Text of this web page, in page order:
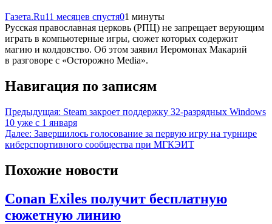
Газета.Ru11 месяцев спустя01 минуты
Русская православная церковь (РПЦ) не запрещает верующим
играть в компьютерные игры, сюжет которых содержит
магию и колдовство. Об этом заявил Иеромонах Макарий
в разговоре с «Осторожно Media».
Навигация по записям
Предыдущая: Steam закроет поддержку 32-разрядных Windows
10 уже с 1 января
Далее: Завершилось голосование за первую игру на турнире
киберспортивного сообщества при МГКЭИТ
Похожие новости
Conan Exiles получит бесплатную
сюжетную линию